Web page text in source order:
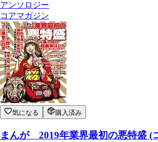
アンソロジー
コアマガジン
気になる 購入済み
まんが 2019年業界最初の悪特盛 (